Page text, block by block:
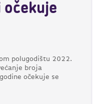
očekuje
polugodištu 2022.
broja
očekuje se